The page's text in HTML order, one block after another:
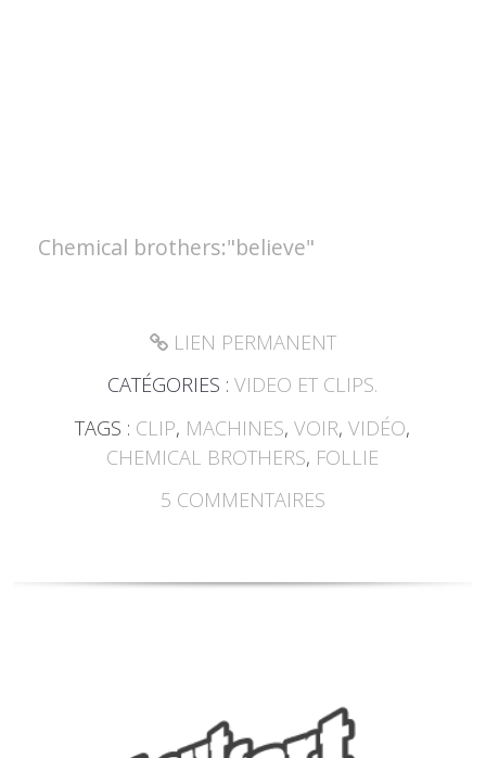
Chemical brothers:"believe"
LIEN PERMANENT
CATÉGORIES :VIDEO ET CLIPS.
TAGS : CLIP, MACHINES,VOIR,VIDÉO,
CHEMICAL BROTHERS, FOLLIE
5 COMMENTAIRES